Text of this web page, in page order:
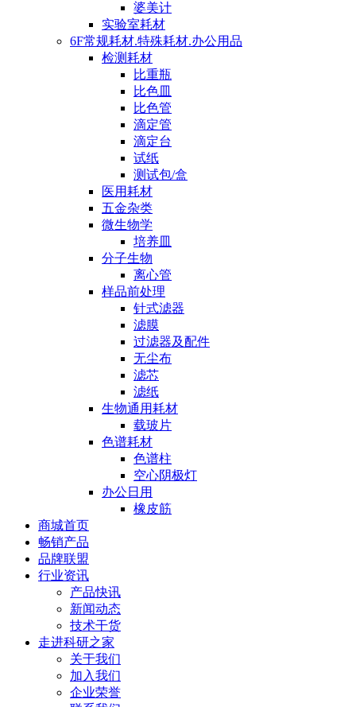
婆美计
实验室耗材
6F常规耗材.特殊耗材.办公用品
检测耗材
比重瓶
比色皿
比色管
滴定管
滴定台
试纸
测试包/盒
医用耗材
五金杂类
微生物学
培养皿
分子生物
离心管
样品前处理
针式滤器
滤膜
过滤器及配件
无尘布
滤芯
滤纸
生物通用耗材
载玻片
色谱耗材
色谱柱
空心阴极灯
办公日用
橡皮筋
商城首页
畅销产品
品牌联盟
行业资讯
产品快讯
新闻动态
技术干货
走进科研之家
关于我们
加入我们
企业荣誉